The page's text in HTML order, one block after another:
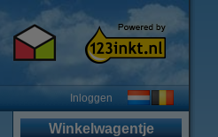
Inloggen
Winkelwagentje